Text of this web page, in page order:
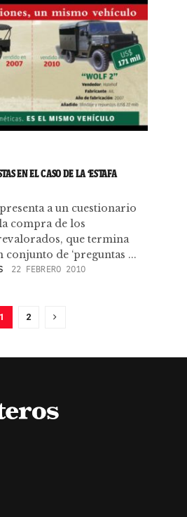
EN EL CASO DE LA ‘ESTAFA
a un cuestionario
compra de los
que termina
de ‘preguntas ...
22 FEBRERO 2010
1 2